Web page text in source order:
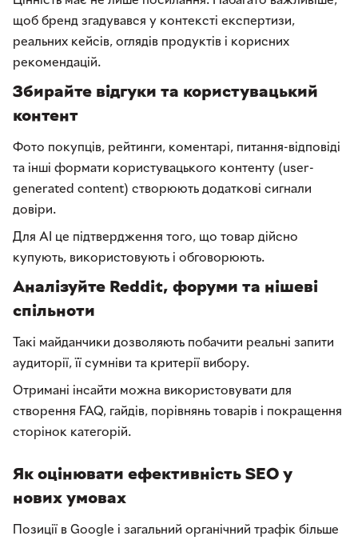
щоб бренд згадувався у контексті експертизи,
реальних кейсів, оглядів продуктів і корисних
рекомендацій.
Збирайте відгуки та користувацький
контент
Фото покупців, рейтинги, коментарі, питання-відповіді
та інші формати користувацького контенту (user-
generated content) створюють додаткові сигнали
довіри.
Для AI це підтвердження того, що товар дійсно
купують, використовують і обговорюють.
Аналізуйте Reddit, форуми та нішеві
спільноти
Такі майданчики дозволяють побачити реальні запити
аудиторії, її сумніви та критерії вибору.
Отримані інсайти можна використовувати для
створення FAQ, гайдів, порівнянь товарів і покращення
сторінок категорій.
Як оцінювати ефективність SEO у
нових умовах
Позиції в Google і загальний органічний трафік більше